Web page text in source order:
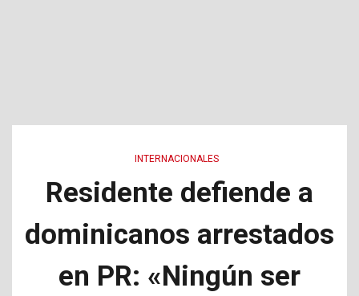
INTERNACIONALES
Residente defiende a
dominicanos arrestados
en PR: «Ningún ser